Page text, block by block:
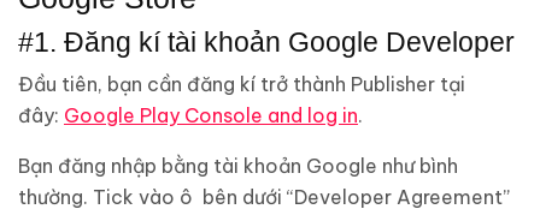
#1. Đăng kí tài khoản Google Developer
Đầu tiên, bạn cần đăng kí trở thành Publisher tại
đây: Google Play Console and log in.
Bạn đăng nhập bằng tài khoản Google như bình
thường. Tick vào ô bên dưới “Developer Agreement”